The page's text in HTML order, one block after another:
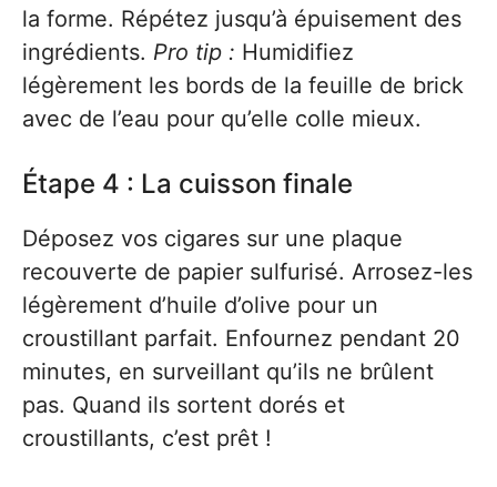
la forme. Répétez jusqu’à épuisement des
ingrédients. Pro tip : Humidifiez
légèrement les bords de la feuille de brick
avec de l’eau pour qu’elle colle mieux.
Étape 4 : La cuisson finale
Déposez vos cigares sur une plaque
recouverte de papier sulfurisé. Arrosez-les
légèrement d’huile d’olive pour un
croustillant parfait. Enfournez pendant 20
minutes, en surveillant qu’ils ne brûlent
pas. Quand ils sortent dorés et
croustillants, c’est prêt !